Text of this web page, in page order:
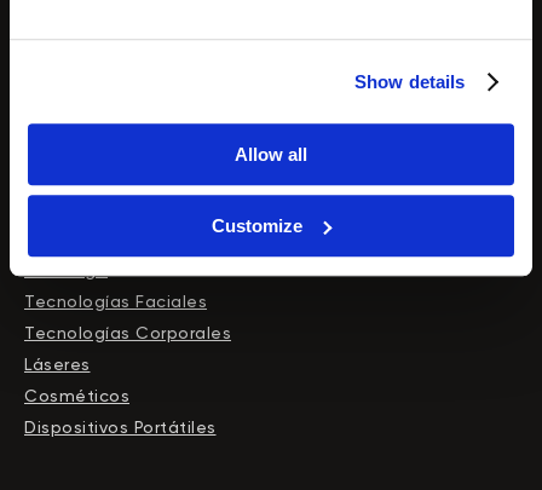
Show details
Allow all
Customize
Vacuumterapia
Tecnologías Faciales
Tecnologías Corporales
Láseres
Cosméticos
Dispositivos Portátiles